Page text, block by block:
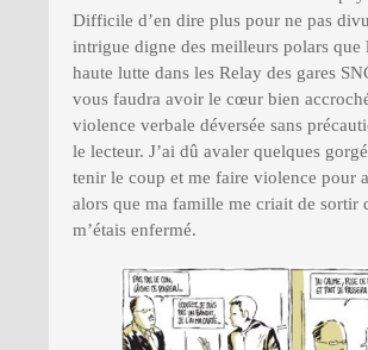
Difficile d’en dire plus pour ne pas
intrigue digne des meilleurs polars que
haute lutte dans les Relay des gares
vous faudra avoir le cœur bien
violence verbale déversée sans
le lecteur. J’ai dû avaler quelques
tenir le coup et me faire violence pour
alors que ma famille me criait de sortir
m’étais enfermé.